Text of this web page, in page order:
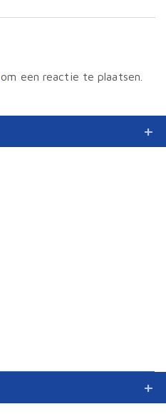
om een reactie te plaatsen.